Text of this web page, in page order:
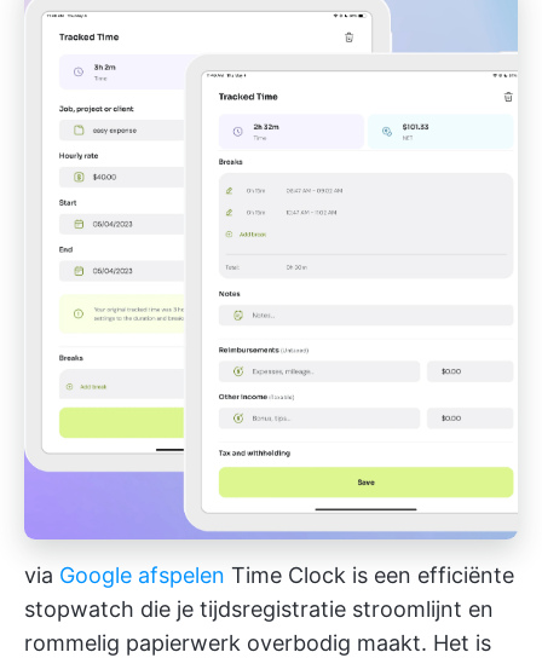
via Google afspelen Time Clock is een efficiënte
stopwatch die je tijdsregistratie stroomlijnt en
rommelig papierwerk overbodig maakt. Het is